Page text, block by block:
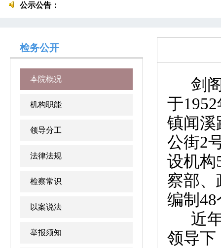
公示公告：
检务公开
本院概况
机构职能
领导分工
法律法规
检察常识
以案说法
举报须知
剑阁
于
镇闻溪
公街2
设机构
察部、
编制
近年
领导下